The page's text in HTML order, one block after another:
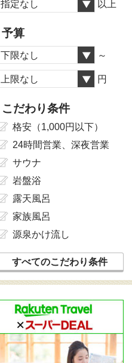
指定なし 以上
予算
下限なし ～
上限なし 円
こだわり条件
格安（1,000円以下）
24時間営業、深夜営業
サウナ
岩盤浴
露天風呂
家族風呂
源泉かけ流し
すべてのこだわり条件